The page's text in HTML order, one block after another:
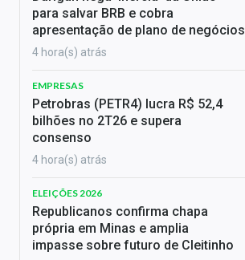
para salvar BRB e cobra
apresentação de plano de negócios
4 hora(s) atrás
EMPRESAS
Petrobras (PETR4) lucra R$ 52,4
bilhões no 2T26 e supera
consenso
4 hora(s) atrás
ELEIÇÕES 2026
Republicanos confirma chapa
própria em Minas e amplia
impasse sobre futuro de Cleitinho